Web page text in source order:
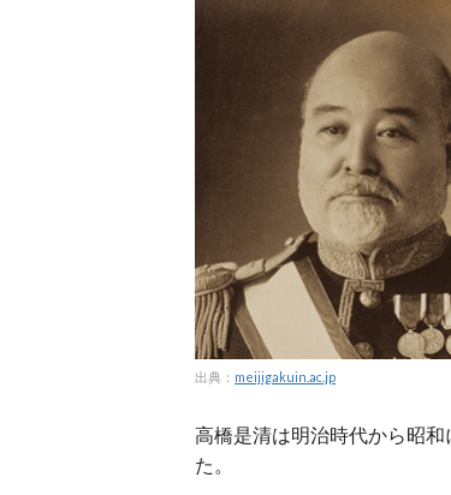
出典： meijigakuin.ac.jp
高橋是清は明治時代から昭和
た。